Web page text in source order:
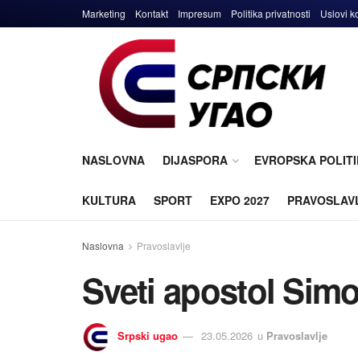
Marketing Kontakt Impresum Politika privatnosti Uslovi
NASLOVNA DIJASPORA EVROPSKA
KULTURA SPORT EXPO 2027
Naslovna Pravoslavlje
Sveti apostol
Srpski ugao 23.05.2026 u Pravoslavlje